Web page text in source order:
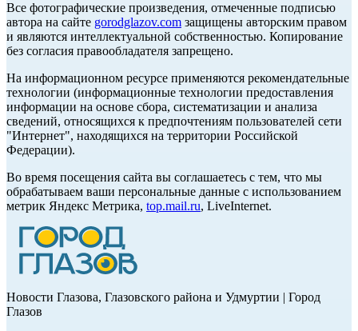
Все фотографические произведения, отмеченные подписью
автора на сайте gorodglazov.com защищены авторским правом
и являются интеллектуальной собственностью. Копирование
без согласия правообладателя запрещено.
На информационном ресурсе применяются рекомендательные
технологии (информационные технологии предоставления
информации на основе сбора, систематизации и анализа
сведений, относящихся к предпочтениям пользователей сети
"Интернет", находящихся на территории Российской
Федерации).
Во время посещения сайта вы соглашаетесь с тем, что мы
обрабатываем ваши персональные данные с использованием
метрик Яндекс Метрика, top.mail.ru, LiveInternet.
Новости Глазова, Глазовского района и Удмуртии | Город
Глазов